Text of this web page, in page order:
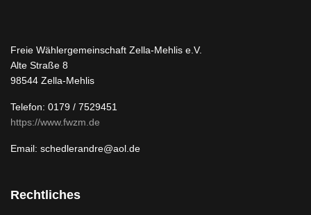
Freie Wählergemeinschaft Zella-Mehlis e.V.
Alte Straße 8
98544 Zella-Mehlis
Telefon: 0179 / 7529451
https://www.fwzm.de
Email: schedlerandre@aol.de
Rechtliches